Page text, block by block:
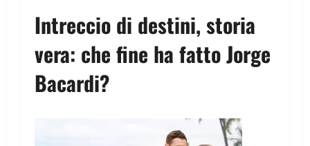
Intreccio di destini, storia
vera: che fine ha fatto Jorge
Bacardi?